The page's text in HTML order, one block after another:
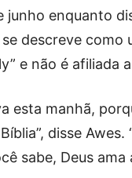
junho enquanto
descreve como
e não é afiliada
esta manhã,
disse
sabe, Deus ama